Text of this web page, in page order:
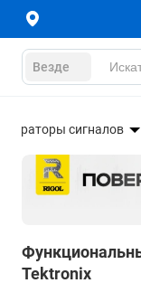
Везде
сигналов
Tektronix